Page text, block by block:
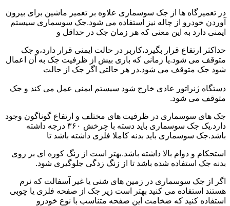
در تعمیرگاه ها از جک سوسماری علاوه بر تعمیر ماشین برای بیرون
آوردن خودرو از چاله نیز استفاده می شود.جک سوسماری سیستم
ایمنی دارد به این معنی که هر زمان جک در حداقل و
حداکثر ارتفاع قرار بگیرد،کاربر در حالت ایمنی قرار دارد،و جک
متوقف می شود.یا زمانی که باری بیش از ظرفیت جک به آن اعمال
شود جک متوقف می شود.در هر حالتی اگر جک از حالت
دستگاه ژنراتور عادی خارج شود سیستم ایمنی عمل می کند و جک
متوقف می شود.
جک های سوسماری در ظرفیت های مختلف و ارتفاع گوناگون وجود
دارد.یک جک سوسماری باید دسته با چرخش ۳۶۰ درجه داشته
باشد.جک سوسماری باید بدنه کاملا فلزی داشته باشد تا
استحکام و دوام بالا داشته باشد.بهتر است از رنگ کوره ای بر روی
بدنه جک استفاده شده باشد تا از زنگ زدگی جلوگیری شود.
اگر از جک سوسماری در زمین های شنی یا غیر آسفالت که نرم
هستند استفاده می کنید بهتر است زیر جک از صفحه فلزی یا چوبی
استفاده کنید که ضخامت این صفحه متناسب با نوع خودرو